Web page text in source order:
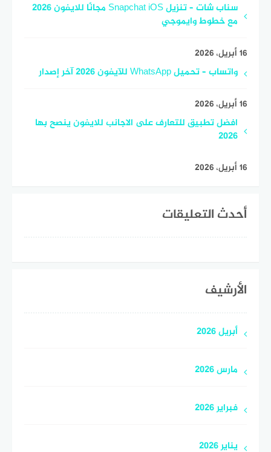
سناب شات – تنزيل Snapchat iOS مجانًا للايفون 2026
مع خطوط وايموجي
16 أبريل، 2026
واتساب – تحميل WhatsApp للآيفون 2026 آخر إصدار
16 أبريل، 2026
افضل تطبيق للتعارف على الاجانب للايفون ينصح بها
2026
16 أبريل، 2026
أحدث التعليقات
الأرشيف
أبريل 2026
مارس 2026
فبراير 2026
يناير 2026